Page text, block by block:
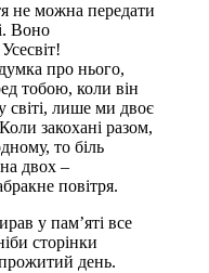
не можна передати
Воно
про нього,
тобою, коли він
світі, лише ми двоє
закохані разом,
то біль
двох –
повітря.
у пам’яті все
сторінки
день.